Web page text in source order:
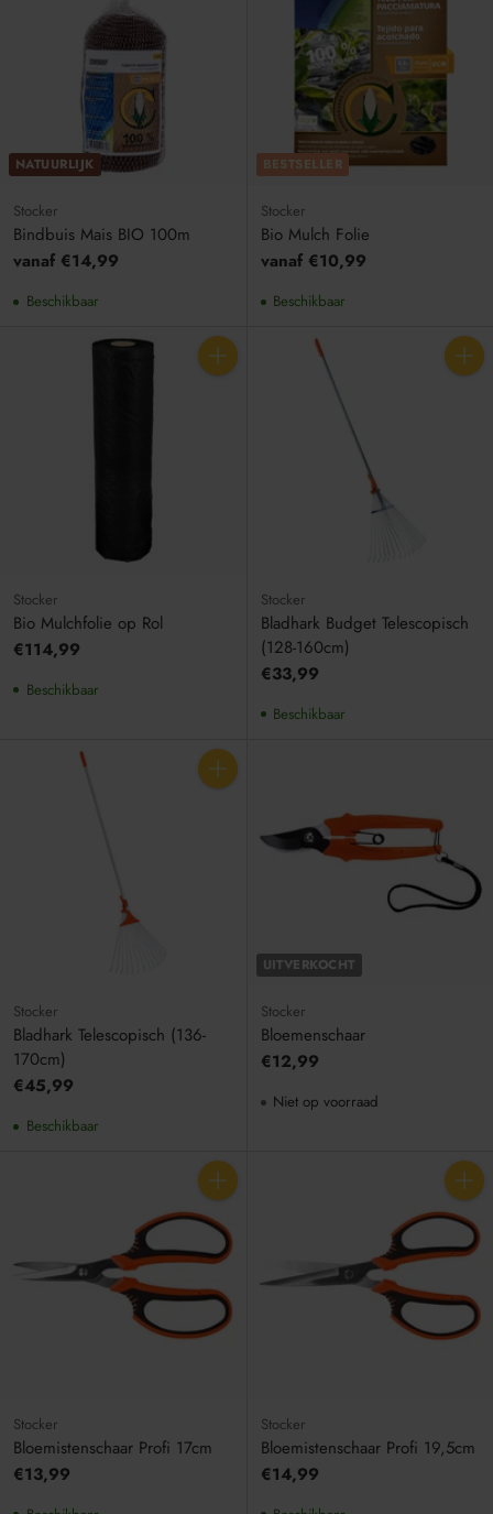
NATUURLIJK
Stocker
Bindbuis Mais BIO 100m
vanaf €14,99
Beschikbaar
BESTSELLER
Stocker
Bio Mulch Folie
vanaf €10,99
Beschikbaar
Aantal
Stocker
Bio Mulchfolie op Rol
€114,99
Beschikbaar
Aantal
Stocker
Bladhark Budget Telescopisch
(128-160cm)
€33,99
Beschikbaar
Aantal
Stocker
Bladhark Telescopisch (136-
170cm)
€45,99
Beschikbaar
UITVERKOCHT
Stocker
Bloemenschaar
€12,99
Niet op voorraad
Aantal
Stocker
Bloemistenschaar Profi 17cm
€13,99
Aantal
Stocker
Bloemistenschaar Profi 19,5cm
€14,99